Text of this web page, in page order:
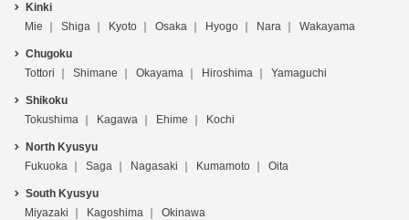
Kinki
Mie
Shiga Kyoto Osaka Hyogo Nara Wakayama
Chugoku
Tottori
Shimane Okayama Hiroshima Yamaguchi
Shikoku
Tokushima
Kagawa Ehime Kochi
North Kyusyu
Fukuoka
Saga Nagasaki Kumamoto Oita
South Kyusyu
Miyazaki
Kagoshima Okinawa